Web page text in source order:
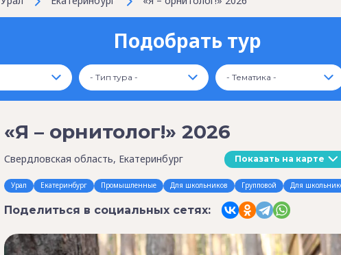
Подобрать тур
- Тип тура - - Тематика -
«Я – орнитолог!» 2026
Свердловская область, Екатеринбург Показать на карте
Урал Екатеринбург Промышленные Для школьников Групповой Для
Поделиться в социальных сетях: